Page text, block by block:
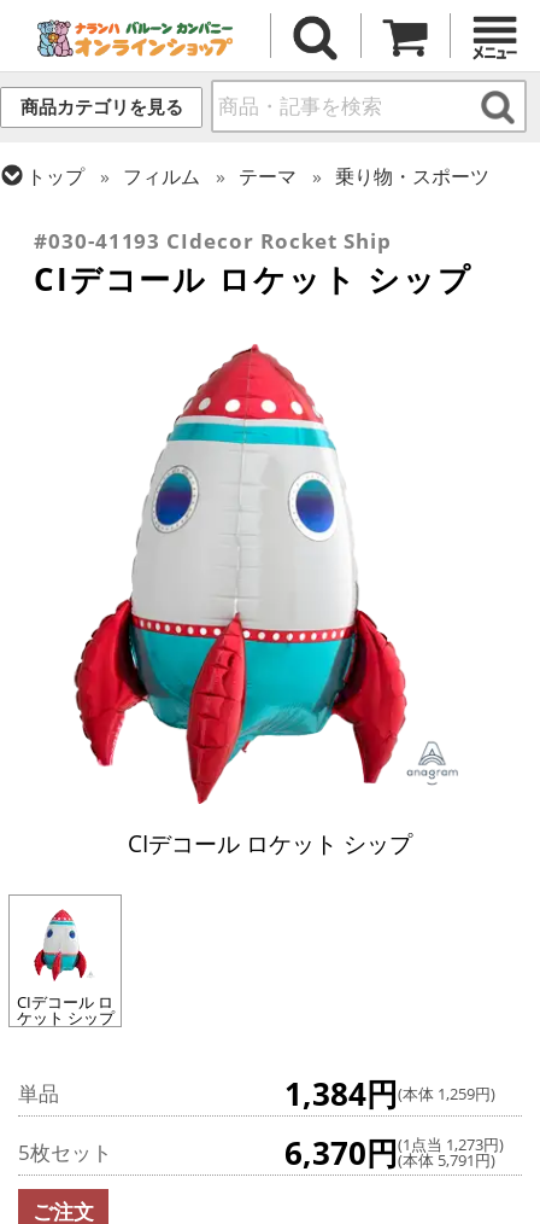
商品カテゴリを見る
トップ フィルム テーマ
乗り物・スポーツ
ひなまつり・こどもの日
#030-41193 CIdecor Rocket Ship
CIデコール ロケット シップ
CIデコール ロケット シップ
CIデコール ロ
ケット シップ
単品 1,384円(本体 1,259円)
5枚セット 6,370円(1点当 1,273円)
(本体 5,791円)
ご注文